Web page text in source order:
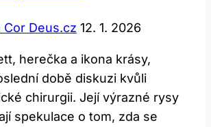
Cor Deus.cz 12. 1. 2026
herečka a ikona krásy,
době diskuzi kvůli
chirurgii. Její výrazné rysy
spekulace o tom, zda se